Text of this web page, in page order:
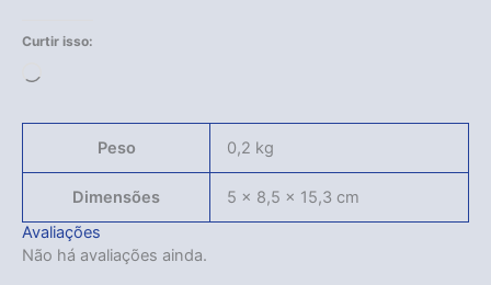
Curtir isso:
Peso 0,2 kg
Dimensões
5 × 8,5 × 15,3 cm
Avaliações
Não há avaliações ainda.